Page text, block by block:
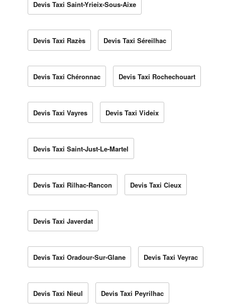
Devis Taxi Saint-Yrieix-Sous-Aixe
Devis Taxi Razès Devis Taxi Séreilhac
Devis Taxi Chéronnac Devis Taxi Rochechouart
Devis Taxi Vayres Devis Taxi Videix
Devis Taxi Saint-Just-Le-Martel
Devis Taxi Rilhac-Rancon Devis Taxi Cieux
Devis Taxi Javerdat
Devis Taxi Oradour-Sur-Glane Devis Taxi Veyrac
Devis Taxi Nieul Devis Taxi Peyrilhac